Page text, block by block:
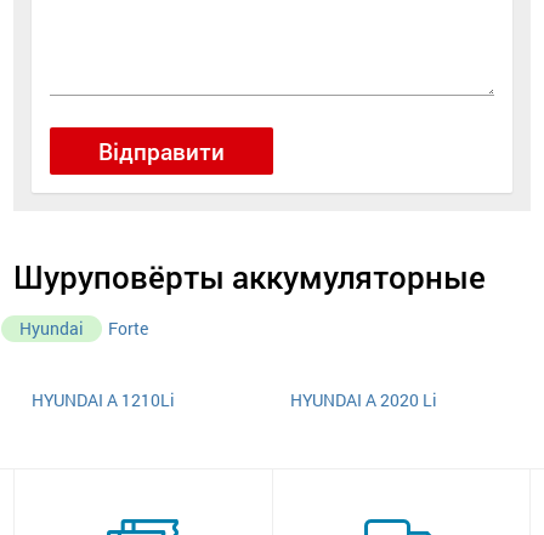
Відправити
Шуруповёрты аккумуляторные
Hyundai Forte
HYUNDAI A 1210Li HYUNDAI A 2020 Li